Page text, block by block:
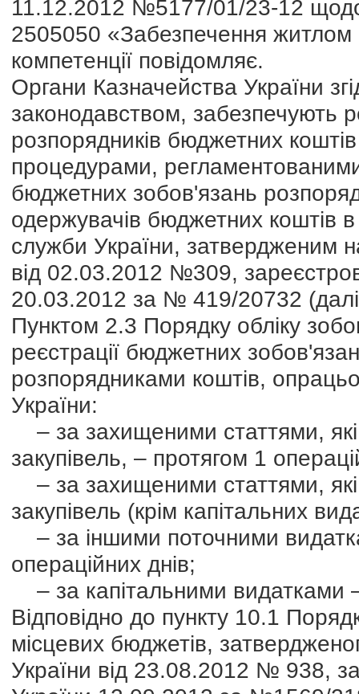
11.12.2012 №5177/01/23-12
2505050 «Забезпечення житлом
компетенції повідомляє.
Органи Казначейства України
законодавством, забезпечують
розпорядників бюджетних
процедурами,
бюджетних зобов'язань
одержувачів бюджетних коштів
служби України, затвердженим
від 02.03.2012 №309,
20.03.2012 за № 419/20732
Пунктом 2.3 Порядку обліку
реєстрації бюджетних
розпорядниками коштів,
України:
– за захищеними статтями,
закупівель, – протягом 1
– за захищеними статтями,
закупівель (крім капітальних
– за іншими поточними
операційних днів;
– за капітальними видатками
Відповідно до пункту 10.1
місцевих бюджетів,
України від 23.08.2012 № 938,